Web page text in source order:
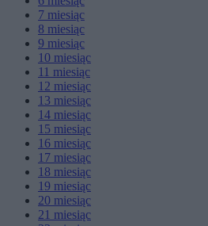
7 miesiąc
8 miesiąc
9 miesiąc
10 miesiąc
11 miesiąc
12 miesiąc
13 miesiąc
14 miesiąc
15 miesiąc
16 miesiąc
17 miesiąc
18 miesiąc
19 miesiąc
20 miesiąc
21 miesiąc